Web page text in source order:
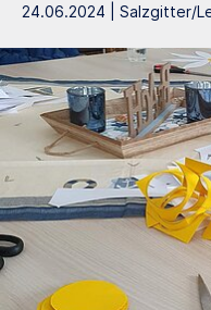
24.06.2024 | Salzgitter/